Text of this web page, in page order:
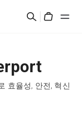
검
효율성, 안전, 혁신